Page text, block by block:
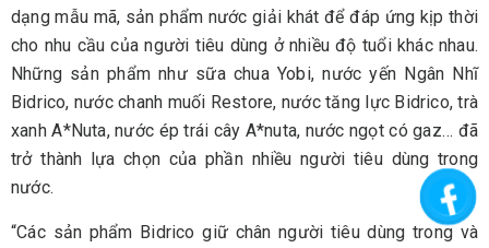
dạng mẫu mã, sản phẩm nước giải khát để đáp ứng kịp thời
cho nhu cầu của người tiêu dùng ở nhiều độ tuổi khác nhau.
Những sản phẩm như sữa chua Yobi, nước yến Ngân Nhĩ
Bidrico, nước chanh muối Restore, nước tăng lực Bidrico, trà
xanh A*Nuta, nước ép trái cây A*nuta, nước ngọt có gaz… đã
trở thành lựa chọn của phần nhiều người tiêu dùng trong
nước.
“Các sản phẩm Bidrico giữ chân người tiêu dùng trong và